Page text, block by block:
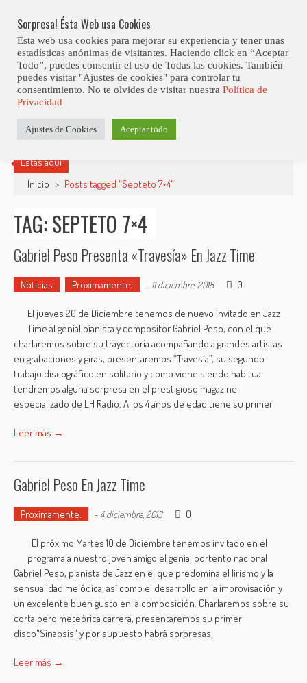
content
Club Contest.
Estás aquí
Inicio > Posts tagged "Septeto 7×4"
TAG: SEPTETO 7×4
Gabriel Peso Presenta «Travesía» En Jazz Time
Noticias Proximamente: - 11 diciembre, 2018 0
El jueves 20 de Diciembre tenemos de nuevo invitado en Jazz
Time al genial pianista y compositor Gabriel Peso, con el que
charlaremos sobre su trayectoria acompañando a grandes artistas
en grabaciones y giras, presentaremos “Travesía”, su segundo
trabajo discográfico en solitario y como viene siendo habitual
tendremos alguna sorpresa en el prestigioso magazine
especializado de LH Radio. A los 4 años de edad tiene su primer
Leer más →
Gabriel Peso En Jazz Time
Proximamente: - 4 diciembre, 2013 0
El próximo Martes 10 de Diciembre tenemos invitado en el
programa a nuestro joven amigo el genial portento nacional
Gabriel Peso, pianista de Jazz en el que predomina el lirismo y la
sensualidad melódica, así como el desarrollo en la improvisación y
un excelente buen gusto en la composición. Charlaremos sobre su
corta pero meteórica carrera, presentaremos su primer
disco"Sinapsis" y por supuesto habrá sorpresas,
Leer más →
Sorpresa! Ésta Web usa Cookies
Esta web usa cookies para mejorar su experiencia y tener unas
estadísticas anónimas de visitantes. Haciendo click en “Aceptar
Todo”, puedes consentir el uso de Todas las cookies. También
puedes visitar "Ajustes de cookies" para controlar tu
consentimiento. No te olvides de visitar nuestra Política de
Privacidad
Ajustes de Cookies Aceptar todo